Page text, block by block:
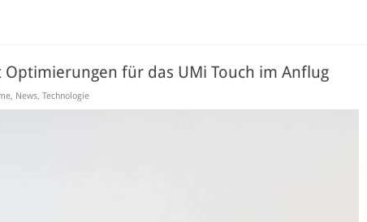
für das UMi Touch im Anflug
, News, Technologie